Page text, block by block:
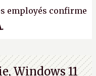
employés confirme
Windows 11